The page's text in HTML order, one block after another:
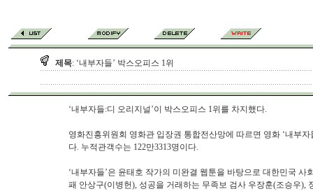
제목: ‘내부자들’ 박스오피스 1위
‘내부자들:디 오리지널’이 박스오피스 1위를 차지했다.
영화진흥위원회 영화관 입장권 통합전산망에 따르면 영화 ‘내부
다. 누적관객수는 122만3313명이다.
‘내부자들’은 윤태호 작가의 미완결 웹툰을 바탕으로 대한민국
패 안상구(이병헌), 성공을 거래하는 무족보 검사 우장훈(조승우